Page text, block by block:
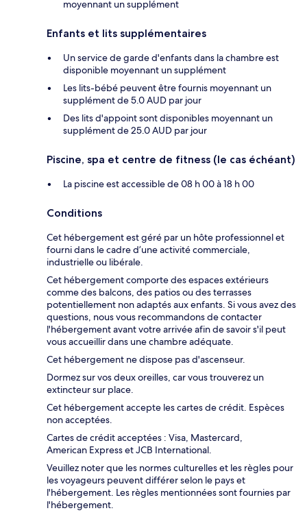
moyennant un supplément
Enfants et lits supplémentaires
Un service de garde d'enfants dans la chambre est
disponible moyennant un supplément
Les lits-bébé peuvent être fournis moyennant un
supplément de 5.0 AUD par jour
Des lits d'appoint sont disponibles moyennant un
supplément de 25.0 AUD par jour
Piscine, spa et centre de fitness (le cas échéant)
La piscine est accessible de 08 h 00 à 18 h 00
Conditions
Cet hébergement est géré par un hôte professionnel et
fourni dans le cadre d’une activité commerciale,
industrielle ou libérale.
Cet hébergement comporte des espaces extérieurs
comme des balcons, des patios ou des terrasses
potentiellement non adaptés aux enfants. Si vous avez des
questions, nous vous recommandons de contacter
l'hébergement avant votre arrivée afin de savoir s'il peut
vous accueillir dans une chambre adéquate.
Cet hébergement ne dispose pas d'ascenseur.
Dormez sur vos deux oreilles, car vous trouverez un
extincteur sur place.
Cet hébergement accepte les cartes de crédit. Espèces
non acceptées.
Cartes de crédit acceptées : Visa, Mastercard,
American Express et JCB International.
Veuillez noter que les normes culturelles et les règles pour
les voyageurs peuvent différer selon le pays et
l'hébergement. Les règles mentionnées sont fournies par
l'hébergement.